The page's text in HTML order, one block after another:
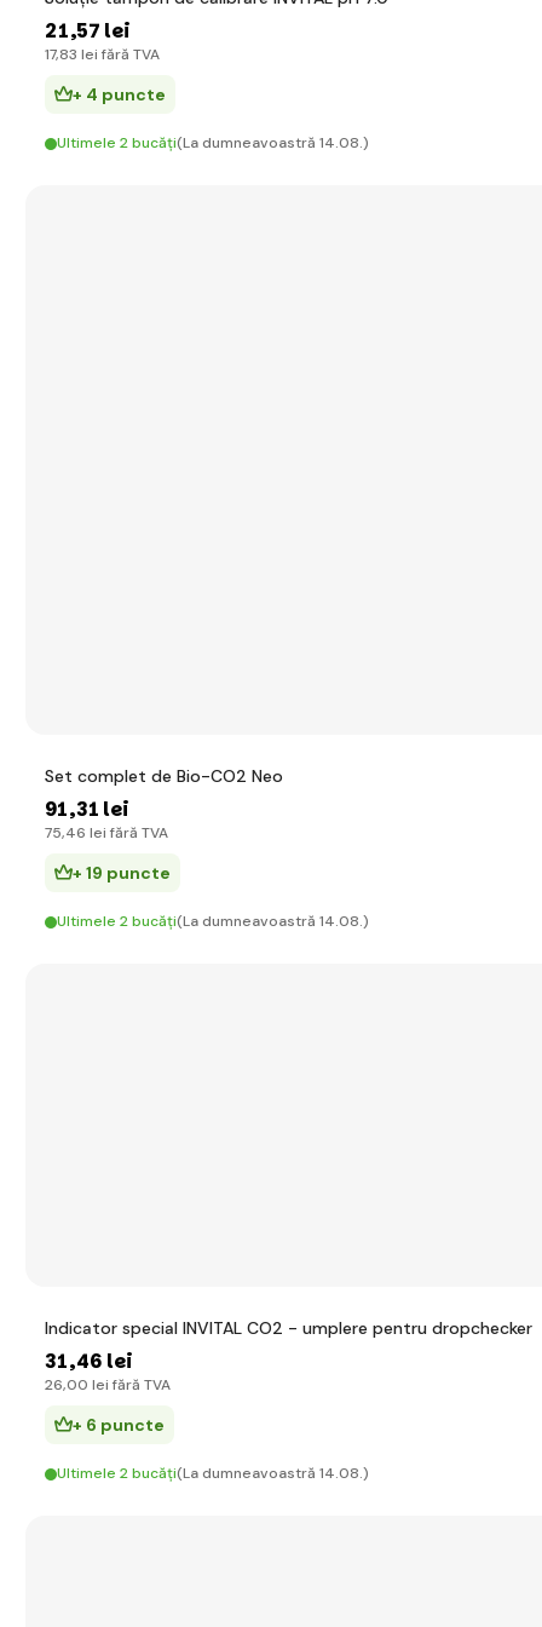
21,57 lei
17,83 lei fără TVA
+ 4 puncte
Ultimele 2 bucăți(La dumneavoastră 14.08.)
Set complet de Bio-CO2 Neo
91,31 lei
75,46 lei fără TVA
+ 19 puncte
Ultimele 2 bucăți(La dumneavoastră 14.08.)
Indicator special INVITAL CO2 - umplere pentru dropchecker
31,46 lei
26,00 lei fără TVA
+ 6 puncte
Ultimele 2 bucăți(La dumneavoastră 14.08.)